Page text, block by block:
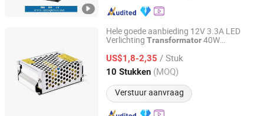
Hele goede aanbieding 12V 3.3A LED
Verlichting Transformator40W
US$1,8-2,35 / Stuk
10 Stukken (MOQ)
Verstuur aanvraag
Shenzhen Kediya Technology Co., Ltd.
Guangdong, China Sinds 2022